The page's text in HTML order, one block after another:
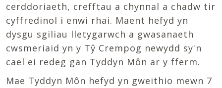
cerddoriaeth, crefftau a chynnal a chadw tir
cyffredinol i enwi rhai. Maent hefyd yn
dysgu sgiliau lletygarwch a gwasanaeth
cwsmeriaid yn y Tŷ Crempog newydd sy'n
cael ei redeg gan Tyddyn Môn ar y fferm.
Mae Tyddyn Môn hefyd yn gweithio mewn 7